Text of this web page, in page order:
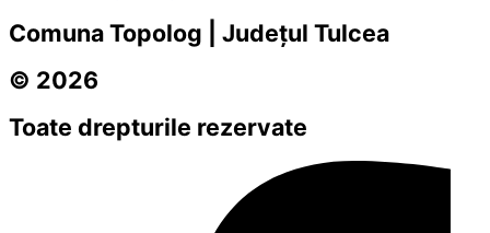
Comuna Topolog | Județul Tulcea
© 2026
Toate drepturile rezervate